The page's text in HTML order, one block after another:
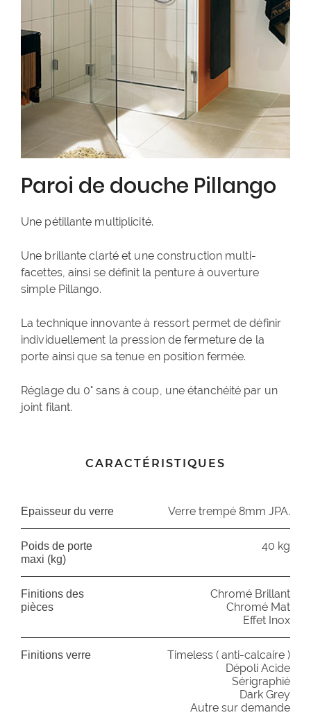
Paroi de douche Pillango
Une pétillante multiplicité.
Une brillante clarté et une construction multi-
facettes, ainsi se définit la penture à ouverture
simple Pillango.
La technique innovante à ressort permet de définir
individuellement la pression de fermeture de la
porte ainsi que sa tenue en position fermée.
Réglage du 0° sans à coup, une étanchéité par un
joint filant.
CARACTÉRISTIQUES
Epaisseur du verre Verre trempé 8mm JPA.
Poids de porte
maxi (kg)
40 kg
Finitions des
pièces
Chromé Brillant
Chromé Mat
Effet Inox
Finitions verre
Timeless ( anti-calcaire )
Dépoli Acide
Sérigraphié
Dark Grey
Autre sur demande